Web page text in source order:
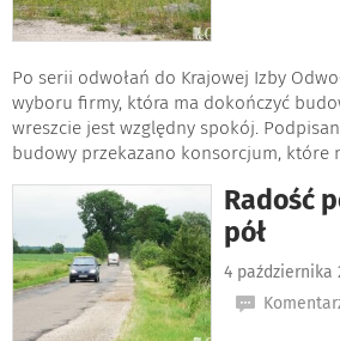
Po serii odwołań do Krajowej Izby
wyboru firmy, która ma dokończyć
wreszcie jest względny spokój.
budowy przekazano konsorcjum, które
Radość
pół
4 października